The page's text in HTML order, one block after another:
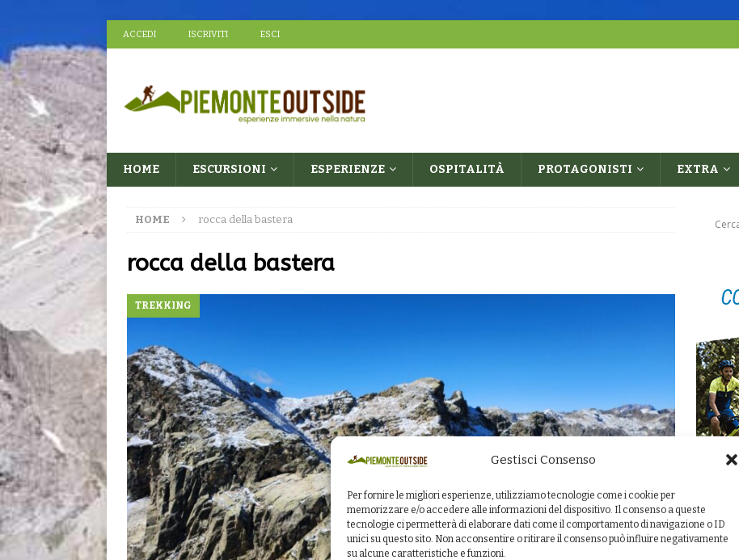
Gestisci Consenso
Per fornire le migliori esperienze, utilizziamo tecnologie come i cookie per
memorizzare e/o accedere alle informazioni del dispositivo. Il consenso a queste
tecnologie ci permetterà di elaborare dati come il comportamento di navigazione o ID
unici su questo sito. Non acconsentire o ritirare il consenso può influire negativamente
su alcune caratteristiche e funzioni.
ACCEDI ISCRIVITI ESCI
HOME ESCURSIONI ESPERIENZE OSPITALITÀ PROTAGONISTI EXTRA
HOME rocca della bastera
rocca della bastera
TREKKING